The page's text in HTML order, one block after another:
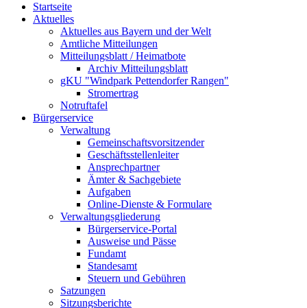
Startseite
Aktuelles
Aktuelles aus Bayern und der Welt
Amtliche Mitteilungen
Mitteilungsblatt / Heimatbote
Archiv Mitteilungsblatt
gKU "Windpark Pettendorfer Rangen"
Stromertrag
Notruftafel
Bürgerservice
Verwaltung
Gemeinschaftsvorsitzender
Geschäftsstellenleiter
Ansprechpartner
Ämter & Sachgebiete
Aufgaben
Online-Dienste & Formulare
Verwaltungsgliederung
Bürgerservice-Portal
Ausweise und Pässe
Fundamt
Standesamt
Steuern und Gebühren
Satzungen
Sitzungsberichte